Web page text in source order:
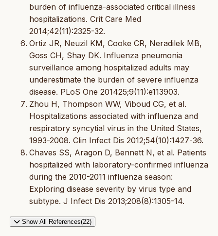
burden of influenza-associated critical illness
hospitalizations. Crit Care Med
2014;42(11):2325-32.
Ortiz JR, Neuzil KM, Cooke CR, Neradilek MB,
Goss CH, Shay DK. Influenza pneumonia
surveillance among hospitalized adults may
underestimate the burden of severe influenza
disease. PLoS One 201425;9(11):e113903.
Zhou H, Thompson WW, Viboud CG, et al.
Hospitalizations associated with influenza and
respiratory syncytial virus in the United States,
1993-2008. Clin Infect Dis 2012;54(10):1427-36.
Chaves SS, Aragon D, Bennett N, et al. Patients
hospitalized with laboratory-confirmed influenza
during the 2010-2011 influenza season:
Exploring disease severity by virus type and
subtype. J Infect Dis 2013;208(8):1305-14.
Show All References(22)